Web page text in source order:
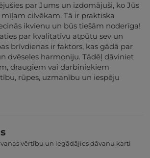
par Jums un izdomājuši, ko Jūs
cilvēkam. Tā ir praktiska
ikvienu un būs tiešām noderīga!
par kvalitatīvu atpūtu sev un
brīvdienas ir faktors, kas gādā par
dvēseles harmoniju. Tādēļ dāviniet
draugiem vai darbiniekiem
rūpes, uzmanību un iespēju
vērtību un iegādājies dāvanu karti